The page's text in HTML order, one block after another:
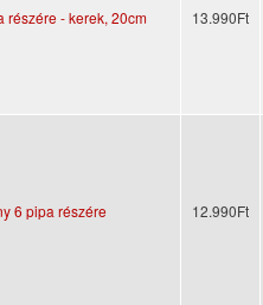
részére - kerek, 20cm 13.990Ft
6 pipa részére 12.990Ft